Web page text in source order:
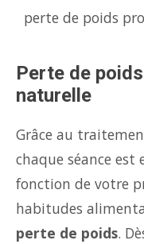
perte de poids
Perte de
naturelle
Grâce au
chaque séance
fonction de votre
habitudes
perte de poids.